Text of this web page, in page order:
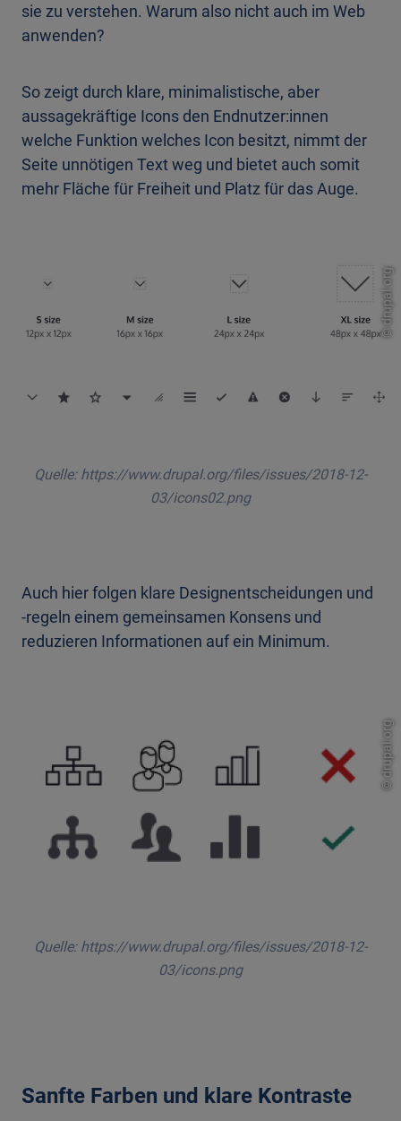
sie zu verstehen. Warum also nicht auch im Web
anwenden?
So zeigt durch klare, minimalistische, aber
aussagekräftige Icons den Endnutzer:innen
welche Funktion welches Icon besitzt, nimmt der
Seite unnötigen Text weg und bietet auch somit
mehr Fläche für Freiheit und Platz für das Auge.
©
drupal.org
Quelle: https://www.drupal.org/files/issues/2018-12-
03/icons02.png
Auch hier folgen klare Designentscheidungen und
-regeln einem gemeinsamen Konsens und
reduzieren Informationen auf ein Minimum.
©
drupal.org
Quelle: https://www.drupal.org/files/issues/2018-12-
03/icons.png
Sanfte Farben und klare Kontraste